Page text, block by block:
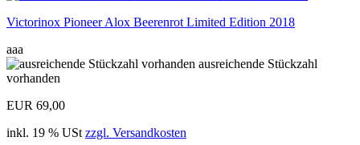
Victorinox Pioneer Alox Beerenrot Limited Edition 2018
aaa
ausreichende Stückzahl
vorhanden
EUR 69,00
inkl. 19 % USt zzgl. Versandkosten